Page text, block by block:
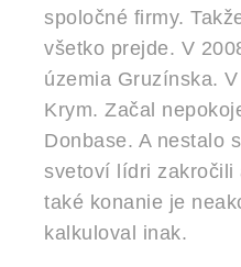
spoločné firmy.
všetko prejde. V
územia Gruzínska.
Krym. Začal
Donbase. A nestalo
svetoví lídri zakročili
také konanie je
kalkuloval inak.